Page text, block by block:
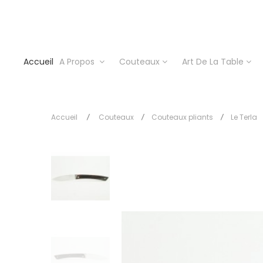
Accueil A Propos Couteaux Art De La Table
Accueil Couteaux Couteaux pliants Le Terla